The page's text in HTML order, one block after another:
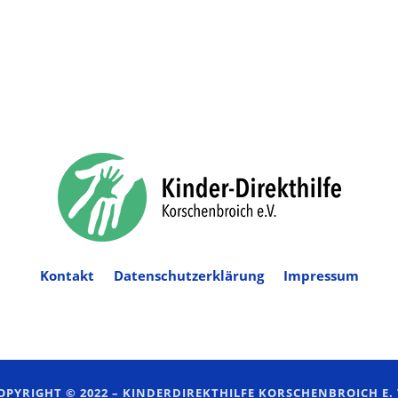
Kontakt Datenschutzerklärung Impressum
© 2022 – KINDERDIREKTHILFE KORSCHENBROICH E.